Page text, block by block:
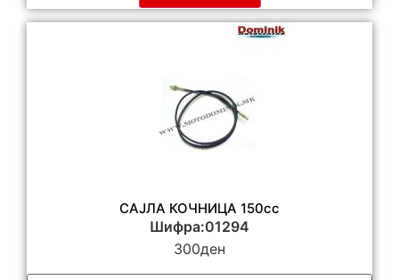
САЈЛА КОЧНИЦА 150cc
Шифра:01294
300ден